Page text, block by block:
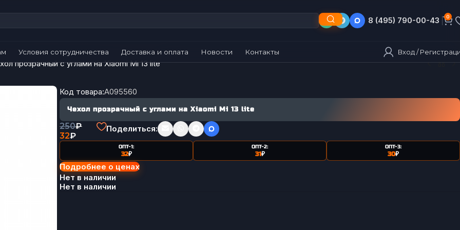
8 (495) 790-00-43 8 (903) 790-00-43 0
Условия сотрудничества Доставка и оплата Новости Контакты Вход /
прозрачный с углами на Xiaomi Mi 13 lite
Код товара:A095560
Чехол прозрачный с углами на Xiaomi Mi 13 lite
250₽
32₽
Поделиться:
ОПТ-1:
32₽
ОПТ-2:
31₽
ОПТ-3:
30₽
Подробнее о ценах
Нет в наличии
Нет в наличии